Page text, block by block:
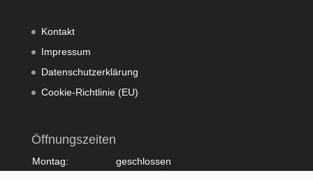
Kontakt
Impressum
Datenschutzerklärung
Cookie-Richtlinie (EU)
Öffnungszeiten
Montag:
geschlossen